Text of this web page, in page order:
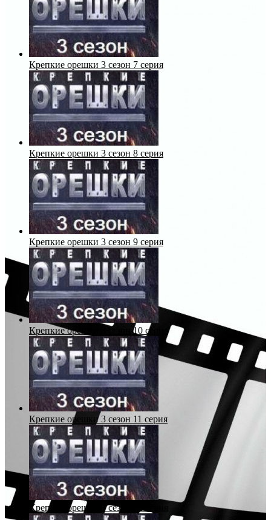
Крепкие орешки 3 сезон 7 серия
Крепкие орешки 3 сезон 8 серия
Крепкие орешки 3 сезон 9 серия
Крепкие орешки 3 сезон 10 серия
Крепкие орешки 3 сезон 11 серия
Крепкие орешки 3 сезон 12 серия